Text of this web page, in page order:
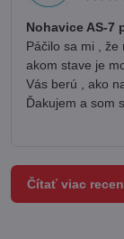
Nohavice AS-7
Páčilo sa mi ,
akom stave je
Vás berú , ako
Ďakujem a som
Čítať viac